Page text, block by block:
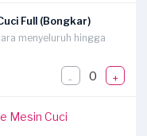
Full (Bongkar)
menyeluruh hingga
- 0 +
Mesin Cuci